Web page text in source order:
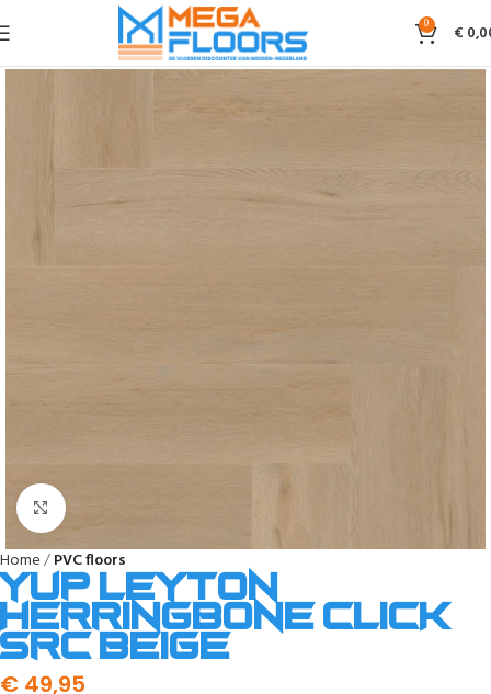
0 €
Home PVC floors
YUP Leyton
herringbone click
SRC beige
€ 49,95
Click to enlarge